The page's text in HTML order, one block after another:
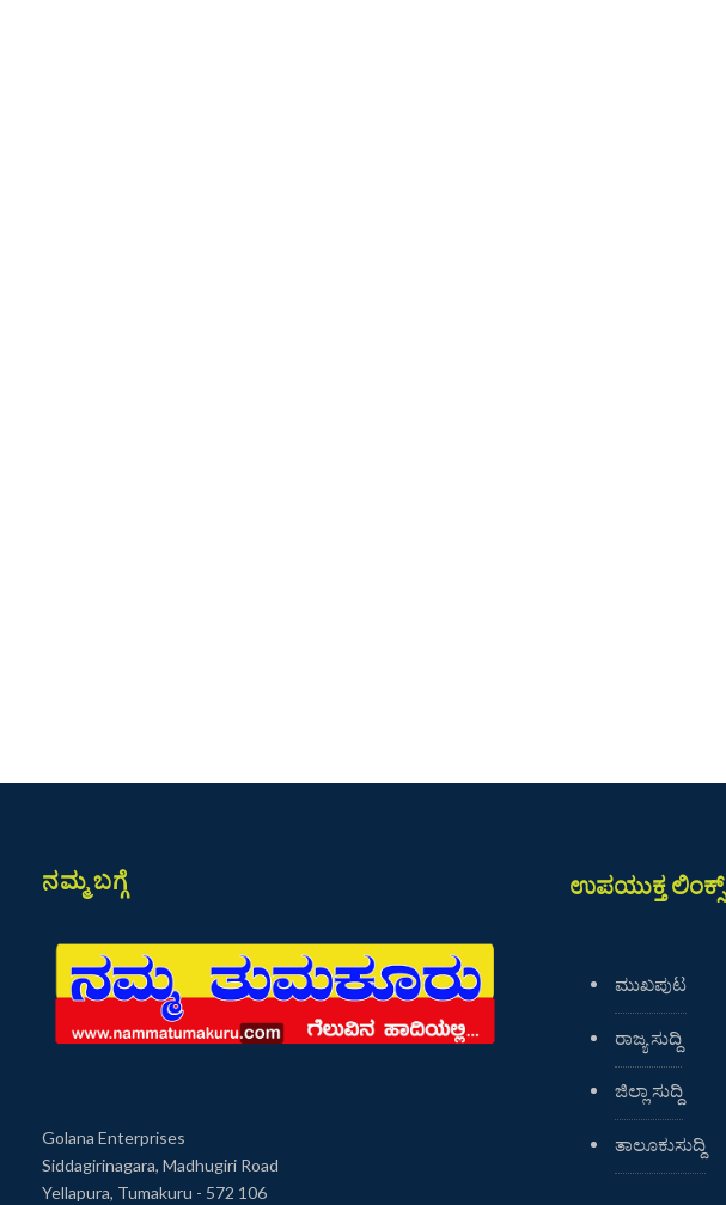
ನಮ್ಮ ಬಗ್ಗೆ
Golana Enterprises
Siddagirinagara, Madhugiri Road
Yellapura, Tumakuru - 572 106
ಉಪಯುಕ್ತ ಲಿಂಕ್ಸ್
ಮುಖಪುಟ
ರಾಜ್ಯ ಸುದ್ದಿ
ಜಿಲ್ಲಾ ಸುದ್ದಿ
ತಾಲೂಕುಸುದ್ದಿ